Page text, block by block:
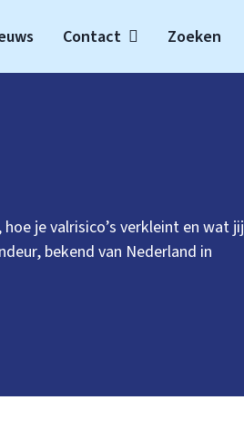
Contact Zoeken
je valrisico’s verkleint en wat jij
bekend van Nederland in